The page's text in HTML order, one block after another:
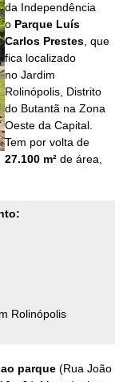
da Independência
o Parque Luís
Carlos Prestes , que
fica localizado
no Jardim
Rolinópolis , Distrito
do Butantã na Zona
Oeste da Capital.
Tem por volta de
27.100 m² de área,
Rolinópolis
parque (Rua João